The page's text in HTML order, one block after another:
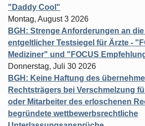
"Daddy Cool"
Montag, August 3 2026
BGH: Strenge Anforderungen an
entgeltlicher Testsiegel für Ärzte -
Mediziner" und "FOCUS
Donnerstag, Juli 30 2026
BGH: Keine Haftung des
Rechtsträgers bei Verschmelzung
oder Mitarbeiter des erloschenen
begründete wettbewerbsrechtliche